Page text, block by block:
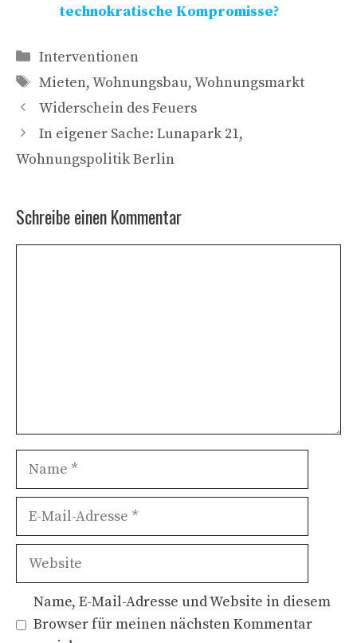
technokratische Kompromisse?
Kategorien
Interventionen
Schlagwörter
Mieten,Wohnungsbau,Wohnungsmarkt
Widerschein des Feuers
In eigener Sache: Lunapark 21,
Wohnungspolitik Berlin
Schreibe einen Kommentar
Name
Website
Name, E-Mail-Adresse und Website in diesem
Browser für meinen nächsten Kommentar